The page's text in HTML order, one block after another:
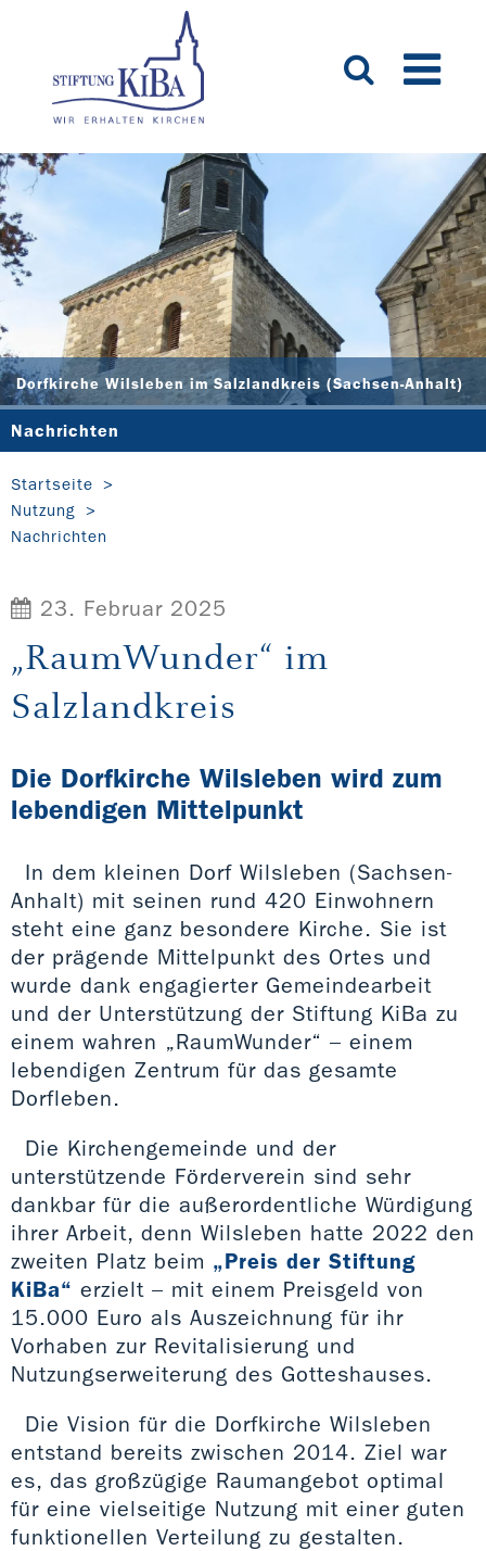
Dorfkirche Wilsleben im Salzlandkreis (Sachsen-Anhalt)
Nachrichten
Startseite
Nutzung
Nachrichten
23. Februar 2025
„RaumWunder“ im
Salzlandkreis
Die Dorfkirche Wilsleben wird zum
lebendigen Mittelpunkt
In dem kleinen Dorf Wilsleben (Sachsen-
Anhalt) mit seinen rund 420 Einwohnern
steht eine ganz besondere Kirche. Sie ist
der prägende Mittelpunkt des Ortes und
wurde dank engagierter Gemeindearbeit
und der Unterstützung der Stiftung KiBa zu
einem wahren „RaumWunder“ – einem
lebendigen Zentrum für das gesamte
Dorfleben.
Die Kirchengemeinde und der
unterstützende Förderverein sind sehr
dankbar für die außerordentliche Würdigung
ihrer Arbeit, denn Wilsleben hatte 2022 den
zweiten Platz beim „Preis der Stiftung
KiBa“ erzielt – mit einem Preisgeld von
15.000 Euro als Auszeichnung für ihr
Vorhaben zur Revitalisierung und
Nutzungserweiterung des Gotteshauses.
Die Vision für die Dorfkirche Wilsleben
entstand bereits zwischen 2014. Ziel war
es, das großzügige Raumangebot optimal
für eine vielseitige Nutzung mit einer guten
funktionellen Verteilung zu gestalten.